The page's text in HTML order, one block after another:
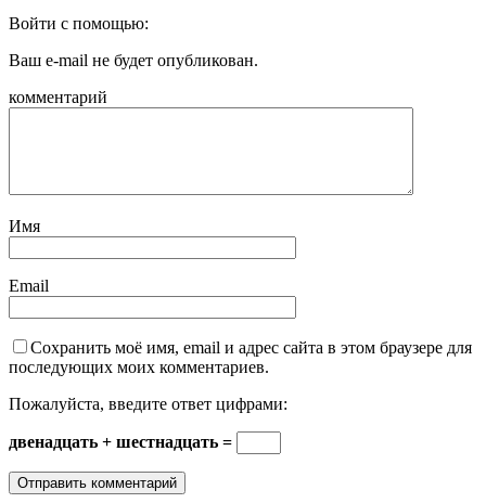
Войти с помощью:
Ваш e-mail не будет опубликован.
комментарий
Имя
Email
Сохранить моё имя, email и адрес сайта в этом браузере для
последующих моих комментариев.
Пожалуйста, введите ответ цифрами:
двенадцать + шестнадцать =